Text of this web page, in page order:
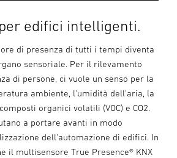
edifici intelligenti.
di presenza di tutti i tempi diventa
sensoriale. Per il rilevamento
di persone, ci vuole un senso per la
ambiente, l'umidità dell'aria, la
organici volatili (VOC) e CO2.
a portare avanti in modo
dell'automazione di edifici. In
il multisensore True Presence® KNX